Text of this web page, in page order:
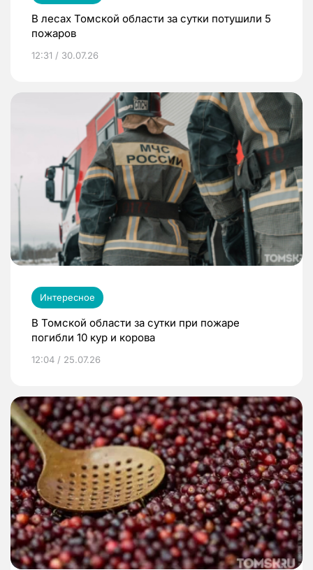
В лесах Томской области за сутки потушили 5
пожаров
12:31 / 30.07.26
Интересное
В Томской области за сутки при пожаре
погибли 10 кур и корова
12:04 / 25.07.26